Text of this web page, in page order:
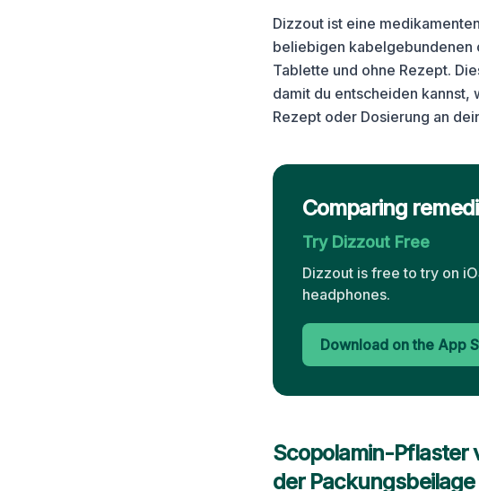
Dizzout ist eine
beliebigen kabelgebundenen
Tablette und ohne Rezept.
damit du entscheiden kannst,
Rezept oder Dosierung an
Comparing
Try Dizzout Free
Dizzout is free to try on
headphones.
Download on the App
Scopolamin-Pflaster
der Packungsbeilage